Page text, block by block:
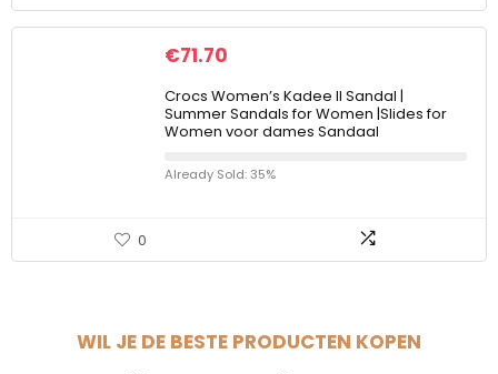
€71.70
Crocs Women’s Kadee II Sandal |
Summer Sandals for Women |Slides for
Women voor dames Sandaal
Already Sold: 35%
0
WIL JE DE BESTE PRODUCTEN KOPEN